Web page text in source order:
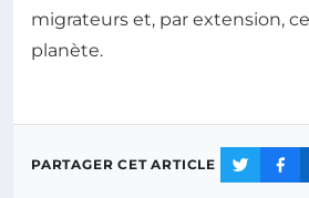
migrateurs et, par extension,
planète.
PARTAGER CET ARTICLE